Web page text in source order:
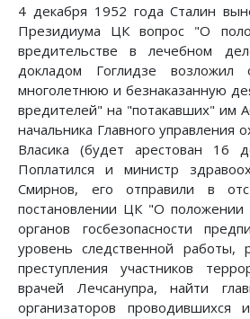
4 декабря 1952 года Сталин
Президиума ЦК вопрос "О
вредительстве в лечебном
докладом Гоглидзе
многолетнюю и безнаказанную
вредителей" на "потакавших" им
начальника Главного
Власика (будет арестован 16
Поплатился и министр
Смирнов, его отправили в
постановлении ЦК "О положении
органов госбезопасности
уровень следственной работы,
преступления участников
врачей Лечсанупра, найти
организаторов проводившихся